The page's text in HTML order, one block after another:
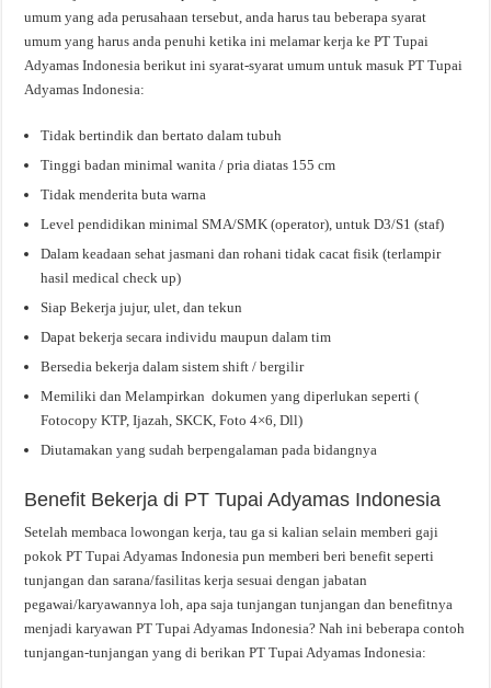
umum yang ada perusahaan tersebut, anda harus tau beberapa syarat
umum yang harus anda penuhi ketika ini melamar kerja ke PT Tupai
Adyamas Indonesia berikut ini syarat-syarat umum untuk masuk PT Tupai
Adyamas Indonesia:
Tidak bertindik dan bertato dalam tubuh
Tinggi badan minimal wanita / pria diatas 155 cm
Tidak menderita buta warna
Level pendidikan minimal SMA/SMK (operator), untuk D3/S1 (staf)
Dalam keadaan sehat jasmani dan rohani tidak cacat fisik (terlampir
hasil medical check up)
Siap Bekerja jujur, ulet, dan tekun
Dapat bekerja secara individu maupun dalam tim
Bersedia bekerja dalam sistem shift / bergilir
Memiliki dan Melampirkan dokumen yang diperlukan seperti (
Fotocopy KTP, Ijazah, SKCK, Foto 4×6, Dll)
Diutamakan yang sudah berpengalaman pada bidangnya
Benefit Bekerja di PT Tupai Adyamas Indonesia
Setelah membaca lowongan kerja, tau ga si kalian selain memberi gaji
pokok PT Tupai Adyamas Indonesia pun memberi beri benefit seperti
tunjangan dan sarana/fasilitas kerja sesuai dengan jabatan
pegawai/karyawannya loh, apa saja tunjangan tunjangan dan benefitnya
menjadi karyawan PT Tupai Adyamas Indonesia? Nah ini beberapa contoh
tunjangan-tunjangan yang di berikan PT Tupai Adyamas Indonesia: